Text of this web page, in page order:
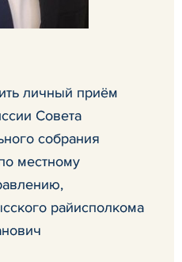
личный приём
Совета
собрания
местному
райисполкома